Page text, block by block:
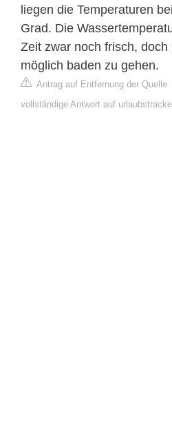
liegen die Temperaturen
Grad. Die
Zeit zwar noch frisch,
möglich baden zu gehen.
Antrag auf Entfernung der Quelle
vollständige Antwort auf